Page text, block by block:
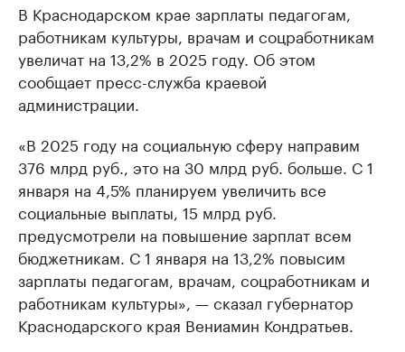
В Краснодарском крае зарплаты педагогам,
работникам культуры, врачам и соцработникам
увеличат на 13,2% в 2025 году. Об этом
сообщает пресс-служба краевой
администрации.
«В 2025 году на социальную сферу направим
376 млрд руб., это на 30 млрд руб. больше. С 1
января на 4,5% планируем увеличить все
социальные выплаты, 15 млрд руб.
предусмотрели на повышение зарплат всем
бюджетникам. С 1 января на 13,2% повысим
зарплаты педагогам, врачам, соцработникам и
работникам культуры», — сказал губернатор
Краснодарского края Вениамин Кондратьев.